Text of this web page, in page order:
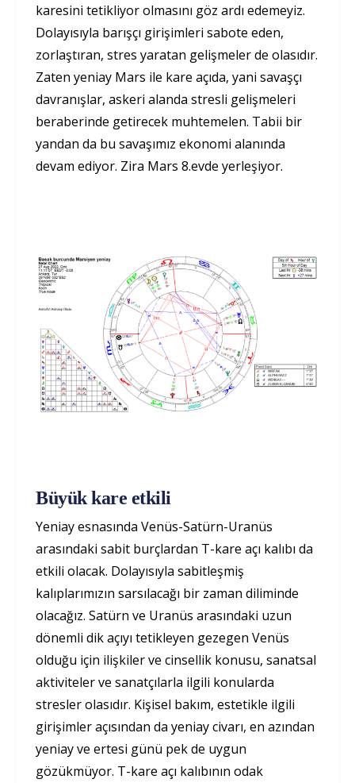
karesini tetikliyor olmasını göz ardı edemeyiz.
Dolayısıyla barışçı girişimleri sabote eden,
zorlaştıran, stres yaratan gelişmeler de olasıdır.
Zaten yeniay Mars ile kare açıda, yani savaşçı
davranışlar, askeri alanda stresli gelişmeleri
beraberinde getirecek muhtemelen. Tabii bir
yandan da bu savaşımız ekonomi alanında
devam ediyor. Zira Mars 8.evde yerleşiyor.
Büyük kare etkili
Yeniay esnasında Venüs-Satürn-Uranüs
arasındaki sabit burçlardan T-kare açı kalıbı da
etkili olacak. Dolayısıyla sabitleşmiş
kalıplarımızın sarsılacağı bir zaman diliminde
olacağız. Satürn ve Uranüs arasındaki uzun
dönemli dik açıyı tetikleyen gezegen Venüs
olduğu için ilişkiler ve cinsellik konusu, sanatsal
aktiviteler ve sanatçılarla ilgili konularda
stresler olasıdır. Kişisel bakım, estetikle ilgili
girişimler açısından da yeniay civarı, en azından
yeniay ve ertesi günü pek de uygun
gözükmüyor. T-kare açı kalıbının odak